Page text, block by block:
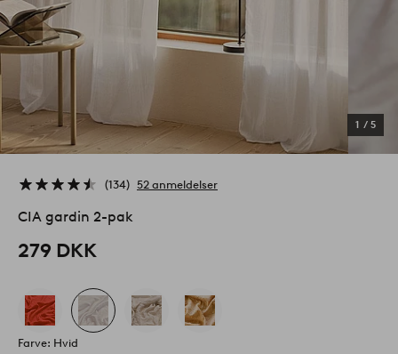
1 / 5
134 52 anmeldelser
CIA gardin 2-pak
279 DKK
Farve: Hvid